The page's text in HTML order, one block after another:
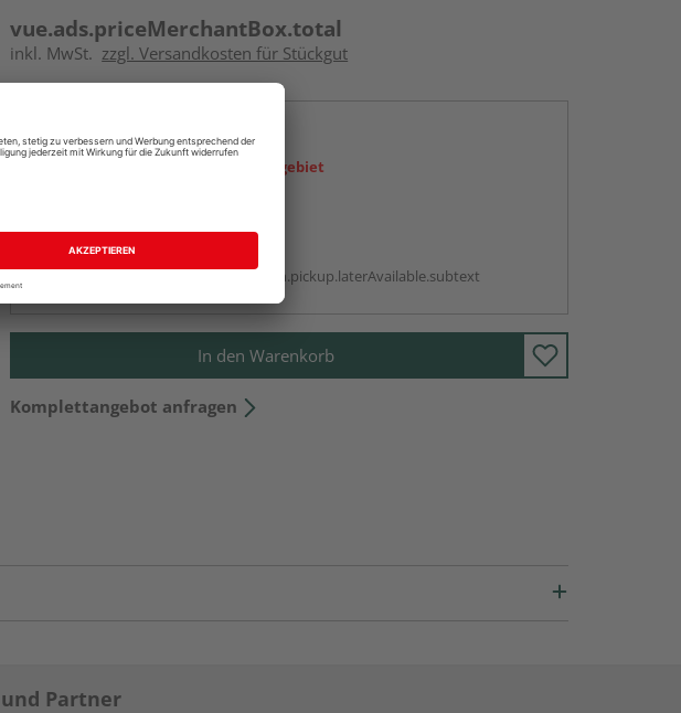
vue.ads.priceMerchantBox.total
inkl. MwSt. zzgl. Versandkosten für Stückgut
Online bestellen
Ihr Standort ist nicht im Liefergebiet
Auf Vorbestellung:
vue.ads.priceMerchantBox.option.pickup.laterAvailable.subtext
In den Warenkorb
Komplettangebot anfragen
Partner